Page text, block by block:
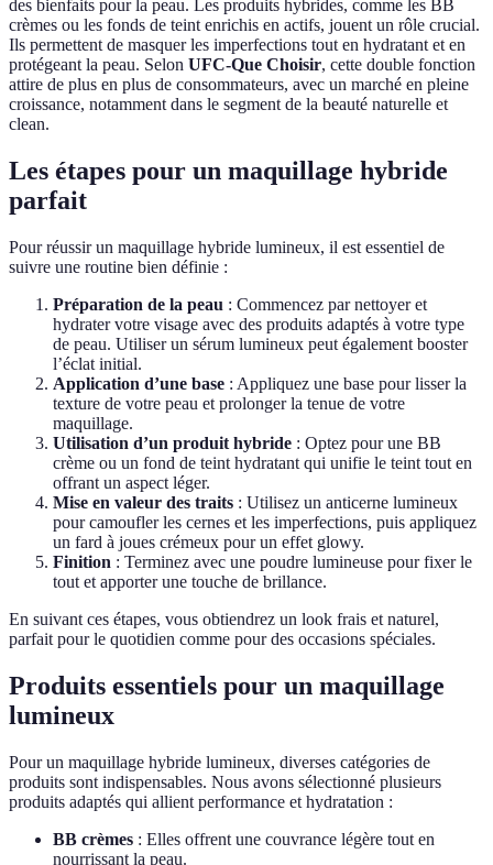
des bienfaits pour la peau. Les produits hybrides, comme les BB
crèmes ou les fonds de teint enrichis en actifs, jouent un rôle crucial.
Ils permettent de masquer les imperfections tout en hydratant et en
protégeant la peau. Selon UFC-Que Choisir, cette double fonction
attire de plus en plus de consommateurs, avec un marché en pleine
croissance, notamment dans le segment de la beauté naturelle et
clean.
Les étapes pour un maquillage hybride
parfait
Pour réussir un maquillage hybride lumineux, il est essentiel de
suivre une routine bien définie :
Préparation de la peau : Commencez par nettoyer et
hydrater votre visage avec des produits adaptés à votre type
de peau. Utiliser un sérum lumineux peut également booster
l’éclat initial.
Application d’une base : Appliquez une base pour lisser la
texture de votre peau et prolonger la tenue de votre
maquillage.
Utilisation d’un produit hybride : Optez pour une BB
crème ou un fond de teint hydratant qui unifie le teint tout en
offrant un aspect léger.
Mise en valeur des traits : Utilisez un anticerne lumineux
pour camoufler les cernes et les imperfections, puis appliquez
un fard à joues crémeux pour un effet glowy.
Finition : Terminez avec une poudre lumineuse pour fixer le
tout et apporter une touche de brillance.
En suivant ces étapes, vous obtiendrez un look frais et naturel,
parfait pour le quotidien comme pour des occasions spéciales.
Produits essentiels pour un maquillage
lumineux
Pour un maquillage hybride lumineux, diverses catégories de
produits sont indispensables. Nous avons sélectionné plusieurs
produits adaptés qui allient performance et hydratation :
BB crèmes : Elles offrent une couvrance légère tout en
nourrissant la peau.